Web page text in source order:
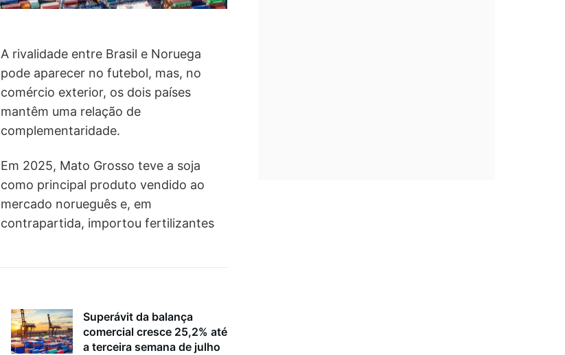
A rivalidade entre Brasil e Noruega
pode aparecer no futebol, mas, no
comércio exterior, os dois países
mantêm uma relação de
complementaridade.
Em 2025, Mato Grosso teve a soja
como principal produto vendido ao
mercado norueguês e, em
contrapartida, importou fertilizantes
Superávit da balança
comercial cresce 25,2% até
a terceira semana de julho